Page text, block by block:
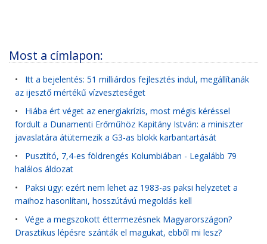
Most a címlapon:
• Itt a bejelentés: 51 milliárdos fejlesztés indul, megállítanák
az ijesztő mértékű vízveszteséget
• Hiába ért véget az energiakrízis, most mégis kéréssel
fordult a Dunamenti Erőműhöz Kapitány István: a miniszter
javaslatára átütemezik a G3-as blokk karbantartását
• Pusztító, 7,4-es földrengés Kolumbiában - Legalább 79
halálos áldozat
• Paksi ügy: ezért nem lehet az 1983-as paksi helyzetet a
maihoz hasonlítani, hosszútávú megoldás kell
• Vége a megszokott éttermezésnek Magyarországon?
Drasztikus lépésre szánták el magukat, ebből mi lesz?